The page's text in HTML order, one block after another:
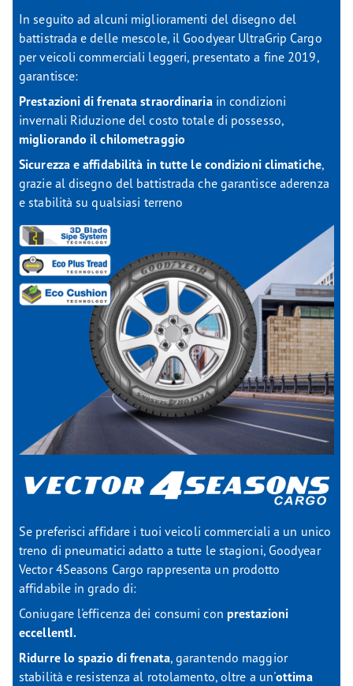
In seguito ad alcuni miglioramenti del disegno del
battistrada e delle mescole, il Goodyear UltraGrip Cargo
per veicoli commerciali leggeri, presentato a fine 2019,
garantisce:
Prestazioni di frenata straordinariain condizioni
invernali Riduzione del costo totale di possesso,
migliorando il chilometraggio
Sicurezza e affidabilità in tutte le condizioni climatiche,
grazie al disegno del battistrada che garantisce aderenza
e stabilità su qualsiasi terreno
Se preferisci affidare i tuoi veicoli commerciali a un unico
treno di pneumatici adatto a tutte le stagioni, Goodyear
Vector 4Seasons Cargo rappresenta un prodotto
affidabile in grado di:
Coniugare l'efficenza dei consumi con prestazioni
eccellentI.
Ridurre lo spazio di frenata, garantendo maggior
stabilità e resistenza al rotolamento, oltre a un'ottima